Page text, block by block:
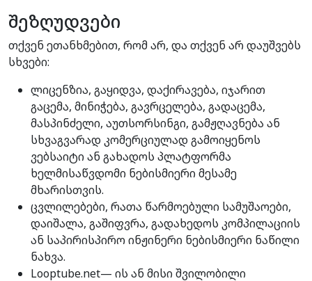
შეზღუდვები
თქვენ ეთანხმებით, რომ არ, და თქვენ არ დაუშვებს
სხვები:
ლიცენზია, გაყიდვა, დაქირავება, იჯარით
გაცემა, მინიჭება, გავრცელება, გადაცემა,
მასპინძელი, აუთსორსინგი, გამჟღავნება ან
სხვაგვარად კომერციულად გამოიყენოს
ვებსაიტი ან გახადოს პლატფორმა
ხელმისაწვდომი ნებისმიერი მესამე
მხარისთვის.
ცვლილებები, რათა წარმოებული სამუშაოები,
დაიშალა, გაშიფვრა, გადახედოს კომპილაციის
ან საპირისპირო ინჟინერი ნებისმიერი ნაწილი
ნახვა.
Looptube.net— ის ან მისი შვილობილი